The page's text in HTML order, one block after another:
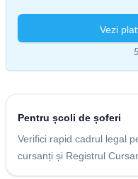
Vezi
Pentru școli de șoferi
Verifici rapid cadrul legal
cursanți și Registrul